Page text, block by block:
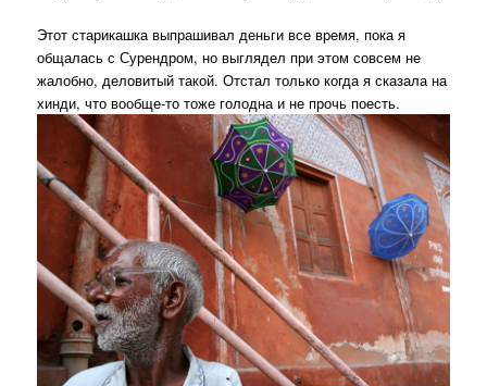
Этот старикашка выпрашивал деньги все время, пока я
общалась с Сурендром, но выглядел при этом совсем не
жалобно, деловитый такой. Отстал только когда я сказала на
хинди, что вообще-то тоже голодна и не прочь поесть.